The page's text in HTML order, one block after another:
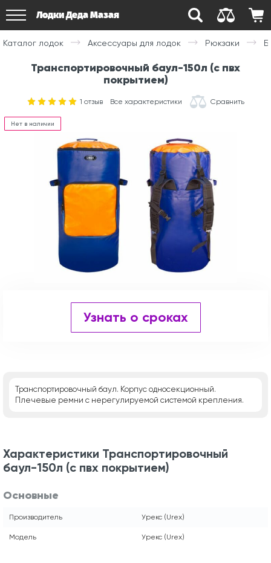
Лодки Деда Мазая
Каталог лодок Аксессуары для лодок Рюкзаки
Транспортировочный баул-150л (с пвх
покрытием)
1 отзыв Все характеристики Сравнить
Нет в наличии
Узнать о сроках
Транспортировочный баул. Корпус односекционный.
Плечевые ремни с нерегулируемой системой крепления.
Характеристики Транспортировочный
баул-150л (с пвх покрытием)
Основные
Производитель Урекс (Urex)
Модель Урекс (Urex)